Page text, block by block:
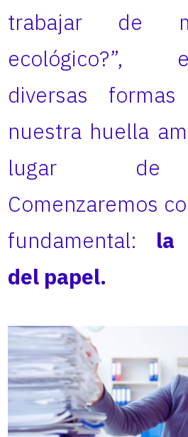
trabajar de
ecológico?”,
diversas
nuestra huella
lugar de
Comenzaremos
fundamental: la
del papel.